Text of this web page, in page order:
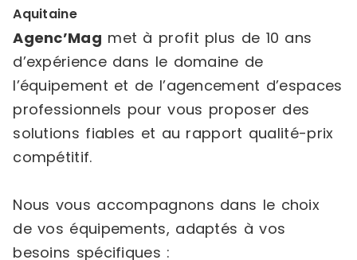
Aquitaine
Agenc’Mag met à profit plus de 10 ans
d’expérience dans le domaine de
l’équipement et de l’agencement d’espaces
professionnels pour vous proposer des
solutions fiables et au rapport qualité-prix
compétitif.
Nous vous accompagnons dans le choix
de vos équipements, adaptés à vos
besoins spécifiques :